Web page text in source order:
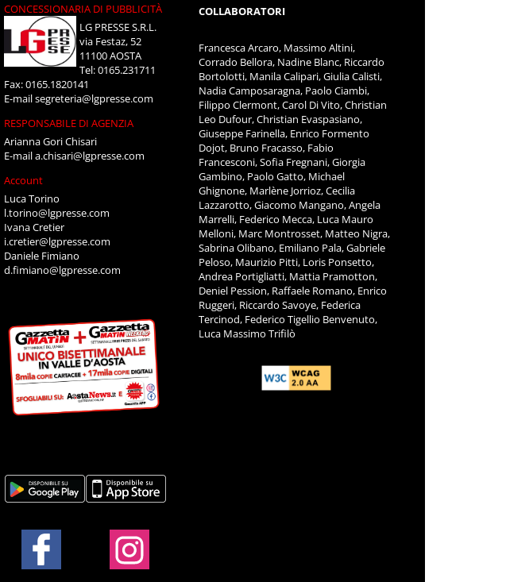
CONCESSIONARIA DI PUBBLICITÀ
LG PRESSE S.R.L.
via Festaz, 52
11100 AOSTA
Tel: 0165.231711
Fax: 0165.1820141
E-mailsegreteria@lgpresse.com
RESPONSABILE DI AGENZIA
Arianna Gori Chisari
E-maila.chisari@lgpresse.com
Account
Luca Torino
l.torino@lgpresse.com
Ivana Cretier
i.cretier@lgpresse.com
Daniele Fimiano
d.fimiano@lgpresse.com
COLLABORATORI
Francesca Arcaro, Massimo Altini,
Corrado Bellora, Nadine Blanc, Riccardo
Bortolotti, Manila Calipari, Giulia Calisti,
Nadia Camposaragna, Paolo Ciambi,
Filippo Clermont, Carol Di Vito, Christian
Leo Dufour, Christian Evaspasiano,
Giuseppe Farinella, Enrico Formento
Dojot, Bruno Fracasso, Fabio
Francesconi, Sofia Fregnani, Giorgia
Gambino, Paolo Gatto, Michael
Ghignone, Marlène Jorrioz, Cecilia
Lazzarotto, Giacomo Mangano, Angela
Marrelli, Federico Mecca, Luca Mauro
Melloni, Marc Montrosset, Matteo Nigra,
Sabrina Olibano, Emiliano Pala, Gabriele
Peloso, Maurizio Pitti, Loris Ponsetto,
Andrea Portigliatti, Mattia Pramotton,
Deniel Pession, Raffaele Romano, Enrico
Ruggeri, Riccardo Savoye, Federica
Tercinod, Federico Tigellio Benvenuto,
Luca Massimo Trifilò